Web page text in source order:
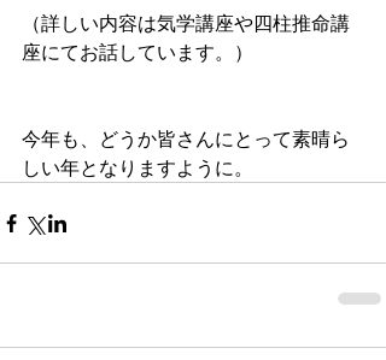
（詳しい内容は気学講座や四柱推命講
座にてお話しています。）
今年も、どうか皆さんにとって素晴ら
しい年となりますように。